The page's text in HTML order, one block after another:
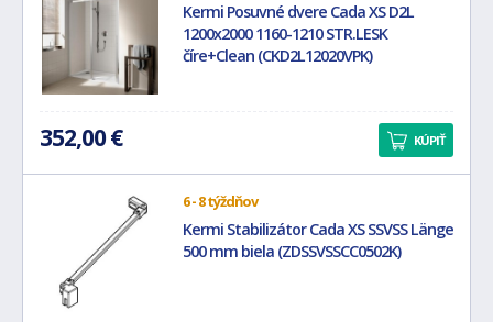
Kermi Posuvné dvere Cada XS D2L
1200x2000 1160-1210 STR.LESK
číre+Clean (CKD2L12020VPK)
352,00 € KÚPIŤ
6 - 8 týždňov
Kermi Stabilizátor Cada XS SSVSS Länge
500 mm biela (ZDSSVSSCC0502K)